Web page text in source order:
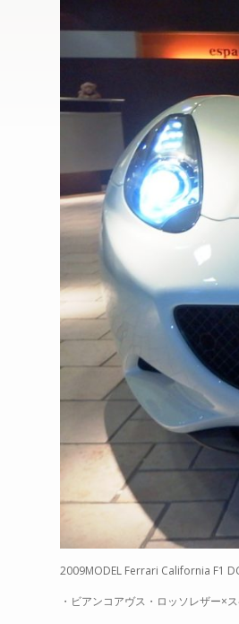
2009MODEL Ferrari California F1
・ビアンコアヴス・ロッソレザー×